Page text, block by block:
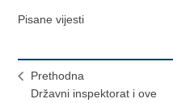
Pisane vijesti
Prethodna
Državni inspektorat i ove